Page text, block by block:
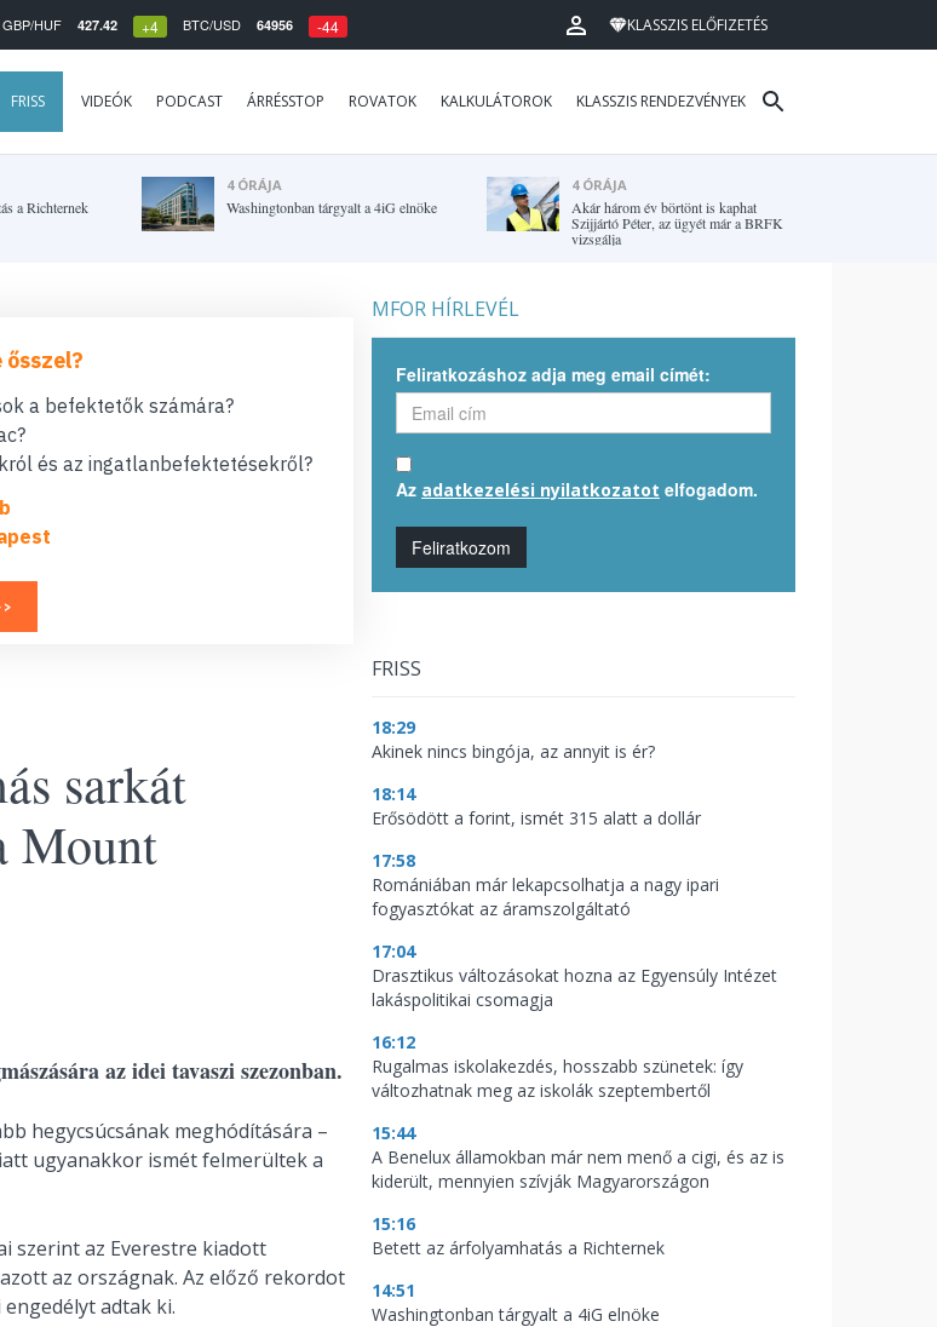
GBP/HUF 427.42 +4 BTC/USD 64956 -44 KLASSZIS ELŐFIZETÉS
FRISS VIDEÓK PODCAST ÁRRÉSSTOP ROVATOK KALKULÁTOROK KLASSZIS RENDEZVÉNYEK
a Richternek
4 ÓRÁJA
Washingtonban tárgyalt a 4iG elnöke
4 ÓRÁJA
Akár három év börtönt is kaphat
Szijjártó Péter, az ügyét már a BRFK
vizsgálja
a befektetők számára?
és az ingatlanbefektetésekről?
sarkát
Mount
az idei tavaszi szezonban.
hegycsúcsának meghódítására –
ugyanakkor ismét felmerültek a
szerint az Everestre kiadott
az országnak. Az előző rekordot
adtak ki.
MFOR HÍRLEVÉL
Feliratkozáshoz adja meg email címét:
Az adatkezelési nyilatkozatot elfogadom.
Feliratkozom
FRISS
18:29
Akinek nincs bingója, az annyit is ér?
18:14
Erősödött a forint, ismét 315 alatt a dollár
17:58
Romániában már lekapcsolhatja a nagy ipari
fogyasztókat az áramszolgáltató
17:04
Drasztikus változásokat hozna az Egyensúly Intézet
lakáspolitikai csomagja
16:12
Rugalmas iskolakezdés, hosszabb szünetek: így
változhatnak meg az iskolák szeptembertől
15:44
A Benelux államokban már nem menő a cigi, és az is
kiderült, mennyien szívják Magyarországon
15:16
Betett az árfolyamhatás a Richternek
14:51
Washingtonban tárgyalt a 4iG elnöke